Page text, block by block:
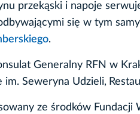
przekąski i napoje
się w tym
.
Generalny RFN w
im. Seweryna Udzieli,
ze środków Fundacji